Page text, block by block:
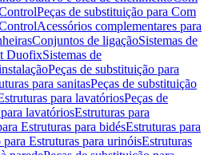
Peças de substituição para Com
Acessórios complementares para
Conjuntos de ligaçãoSistemas de
DuofixSistemas de
Peças de substituição para
para sanitasPeças de substituição
para lavatóriosPeças de
lavatóriosEstruturas para
Estruturas para bidésEstruturas para
para Estruturas para urinóisEstruturas